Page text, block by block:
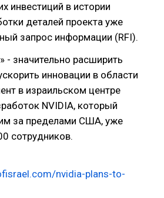
инвестиций в истории
деталей проекта уже
запрос информации (RFI).
- значительно расширить
инновации в области
в израильском центре
NVIDIA, который
за пределами США, уже
сотрудников.
nvidia-plans-to-